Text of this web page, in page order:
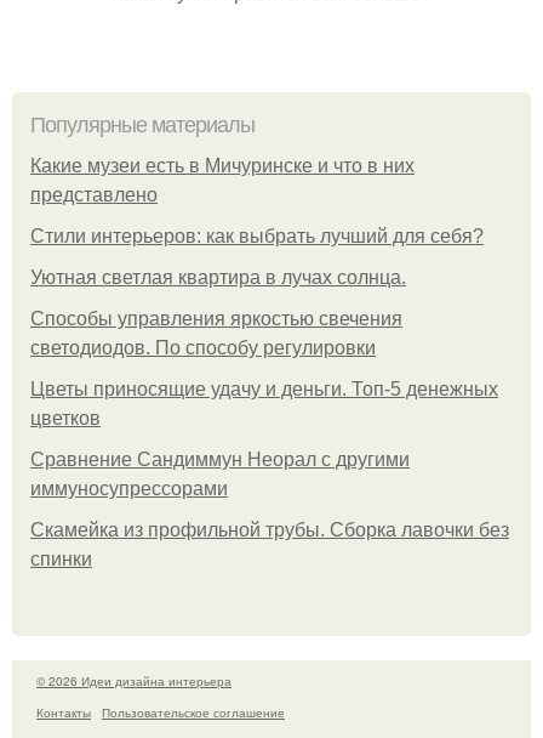
Популярные материалы
Какие музеи есть в Мичуринске и что в них
представлено
Стили интерьеров: как выбрать лучший для себя?
Уютная светлая квартира в лучах солнца.
Способы управления яркостью свечения
светодиодов. По способу регулировки
Цветы приносящие удачу и деньги. Топ-5 денежных
цветков
Сравнение Сандиммун Неорал с другими
иммуносупрессорами
Скамейка из профильной трубы. Сборка лавочки без
спинки
© 2026 Идеи дизайна интерьера
Контакты
Пользовательское соглашение